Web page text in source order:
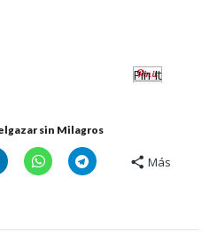
Pin It
sin Milagros
Más